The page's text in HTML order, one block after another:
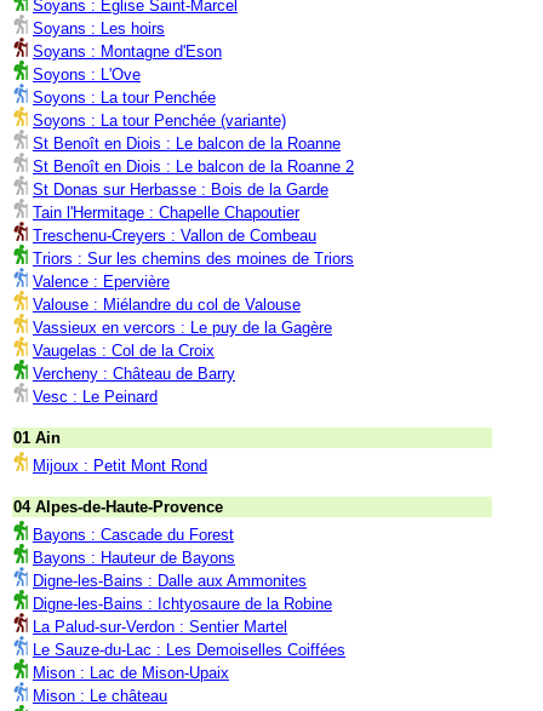
Soyans : Eglise Saint-Marcel
Soyans : Les hoirs
Soyans : Montagne d'Eson
Soyons : L'Ove
Soyons : La tour Penchée
Soyons : La tour Penchée (variante)
St Benoît en Diois : Le balcon de la Roanne
St Benoît en Diois : Le balcon de la Roanne 2
St Donas sur Herbasse : Bois de la Garde
Tain l'Hermitage : Chapelle Chapoutier
Treschenu-Creyers : Vallon de Combeau
Triors : Sur les chemins des moines de Triors
Valence : Epervière
Valouse : Miélandre du col de Valouse
Vassieux en vercors : Le puy de la Gagère
Vaugelas : Col de la Croix
Vercheny : Château de Barry
Vesc : Le Peinard
01 Ain
Mijoux : Petit Mont Rond
04 Alpes-de-Haute-Provence
Bayons : Cascade du Forest
Bayons : Hauteur de Bayons
Digne-les-Bains : Dalle aux Ammonites
Digne-les-Bains : Ichtyosaure de la Robine
La Palud-sur-Verdon : Sentier Martel
Le Sauze-du-Lac : Les Demoiselles Coiffées
Mison : Lac de Mison-Upaix
Mison : Le château